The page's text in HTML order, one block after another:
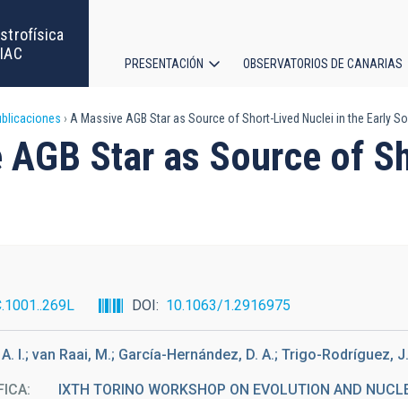
principal
PRESENTACIÓN OBSERVATORIOS DE CANARIAS
A Massive AGB Star as Source of Short-Lived Nuclei in the Early
Star as Source of
DOI 10.1063/1.2916975
I.; van Raai, M.; García-Hernández, D. A.; Trigo-Rodríguez,
IXTH TORINO WORKSHOP ON EVOLUTION AND